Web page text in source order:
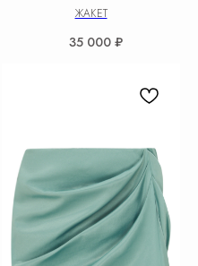
ЖАКЕТ
35 000 ₽